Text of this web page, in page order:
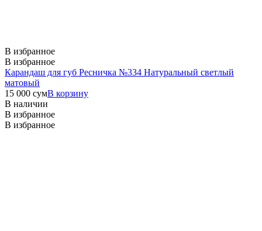
В избранное
В избранное
Карандаш для губ Ресничка №334 Натуральный светлый
матовый
15 000 сумВ корзину
В наличии
В избранное
В избранное